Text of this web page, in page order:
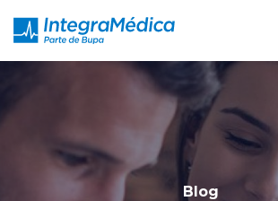
Especialidades y Servicios
Blog